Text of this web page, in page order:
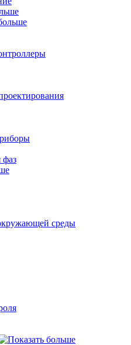
фаз
среды